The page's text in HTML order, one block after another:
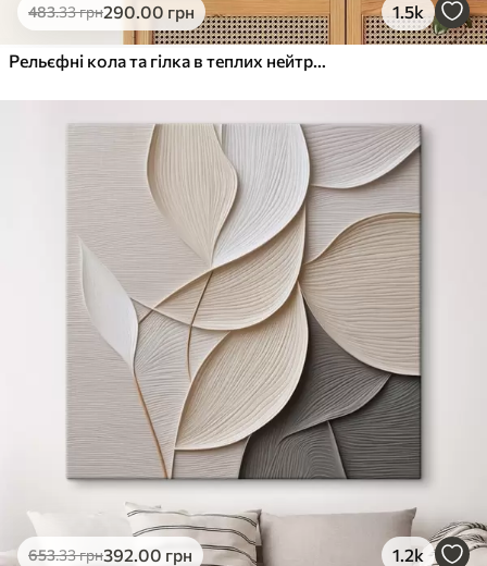
483.33грн290.00 грн 1.5k
Рельєфні кола та гілка в теплих нейтральних тонах
653.33грн392.00 грн 1.2k